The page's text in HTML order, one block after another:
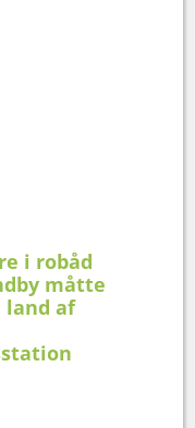
i robåd
måtte
af